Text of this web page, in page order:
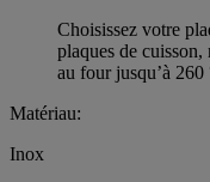
Choisissez votre
plaques de cuisson,
au four jusqu’à
Matériau:
Inox